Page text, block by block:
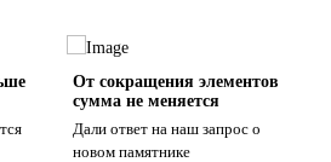
От сокращения элементов
сумма не меняется
Дали ответ на наш запрос о
новом памятнике